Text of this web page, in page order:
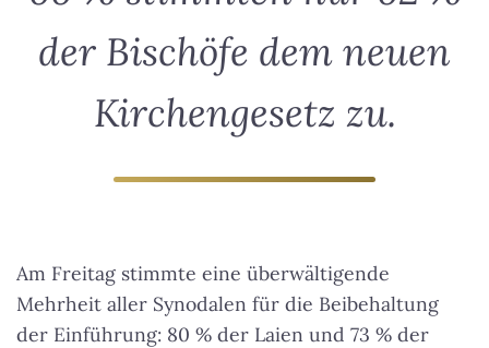
der Bischöfe dem neuen
Kirchengesetz zu.
Am Freitag stimmte eine überwältigende
Mehrheit aller Synodalen für die Beibehaltung
der Einführung: 80 % der Laien und 73 % der